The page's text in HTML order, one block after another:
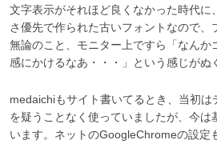
文字表示がそれほど良くなかった時代に
さ優先で作られた古いフォントなので、
無論のこと、モニター上ですら「なんか
感にかけるなあ・・・」という感じがぬ
medaichiもサイト書いてるとき、当初は
を疑うことなく使っていましたが、今は
います。ネットのGoogleChromeの設定